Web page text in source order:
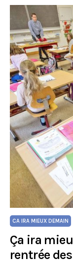
CA IRA MIEUX DEMAIN
Ça ira
rentrée